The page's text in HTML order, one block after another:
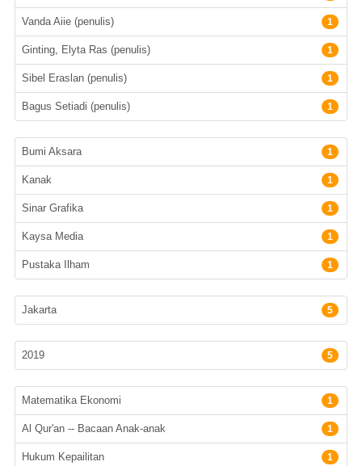
Vanda Aiie (penulis) 1
Ginting, Elyta Ras (penulis) 1
Sibel Eraslan (penulis) 1
Bagus Setiadi (penulis) 1
Penerbit
Bumi Aksara 1
Kanak 1
Sinar Grafika 1
Kaysa Media 1
Pustaka Ilham 1
Lokasi Terbit
Jakarta 5
Tahun terbit
2019 5
Subyek
Matematika Ekonomi 1
Al Qur'an -- Bacaan Anak-anak 1
Hukum Kepailitan 1